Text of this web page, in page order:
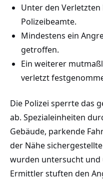
Unter den
Polizeibeamte.
Mindestens ein
getroffen.
Ein weiterer
verletzt
Die Polizei sperrte das
ab. Spezialeinheiten
Gebäude, parkende
der Nähe
wurden untersucht und
Ermittler stuften den